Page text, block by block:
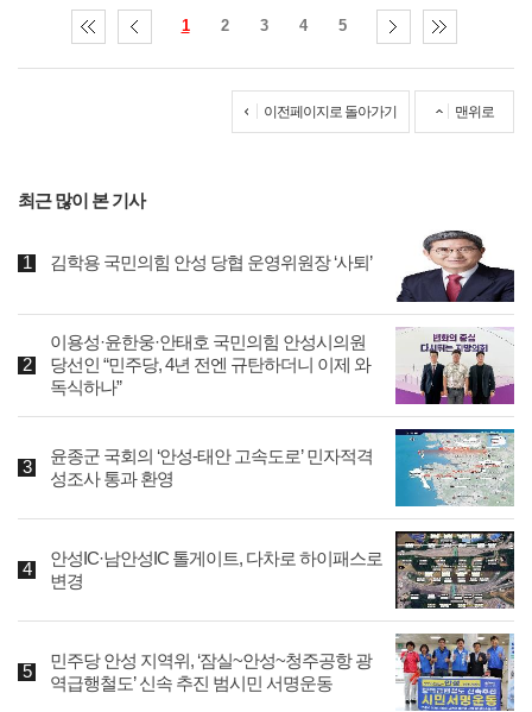
1 2 3 4 5
이전페이지로 돌아가기 맨위로
최근 많이 본 기사
김학용 국민의힘 안성 당협 운영위원장 ‘사퇴’
이용성·윤한웅·안태호 국민의힘 안성시의원
당선인 “민주당, 4년 전엔 규탄하더니 이제 와
독식하나”
윤종군 국회의 ‘안성-태안 고속도로’ 민자적격
성조사 통과 환영
안성IC·남안성IC 톨게이트, 다차로 하이패스로
변경
민주당 안성 지역위, ‘잠실~안성~청주공항 광
역급행철도’ 신속 추진 범시민 서명운동